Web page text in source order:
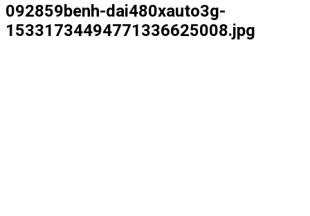
092859benh-dai480xauto3g-
15331734494771336625008.jpg